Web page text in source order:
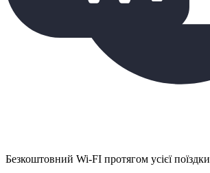
Безкоштовний Wi-FI протягом усієї поїздки